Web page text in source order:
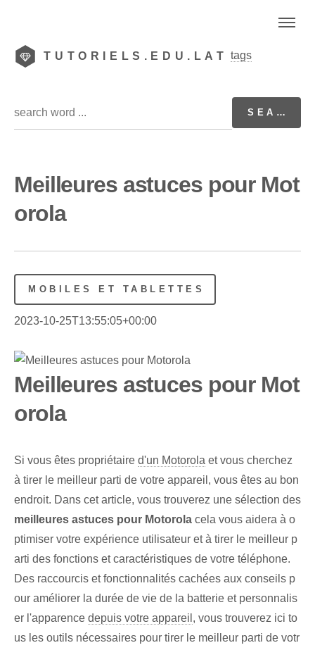
TUTORIELS.EDU.LAT tags
Meilleures astuces pour Mot
orola
MOBILES ET TABLETTES
2023-10-25T13:55:05+00:00
Meilleures astuces pour Mot
orola
Si vous êtes propriétaire d'un Motorola et vous cherchez
à tirer le meilleur parti de votre appareil, vous êtes au bon
endroit. Dans cet article, vous trouverez une sélection des
meilleures astuces pour Motorola cela vous aidera à o
ptimiser votre expérience utilisateur et à tirer le meilleur p
arti des fonctions et caractéristiques de votre téléphone.
Des raccourcis et fonctionnalités cachées aux conseils p
our améliorer la durée de vie de la batterie et personnalis
er l'apparence depuis votre appareil , vous trouverez ici to
us les outils nécessaires pour tirer le meilleur parti de votr